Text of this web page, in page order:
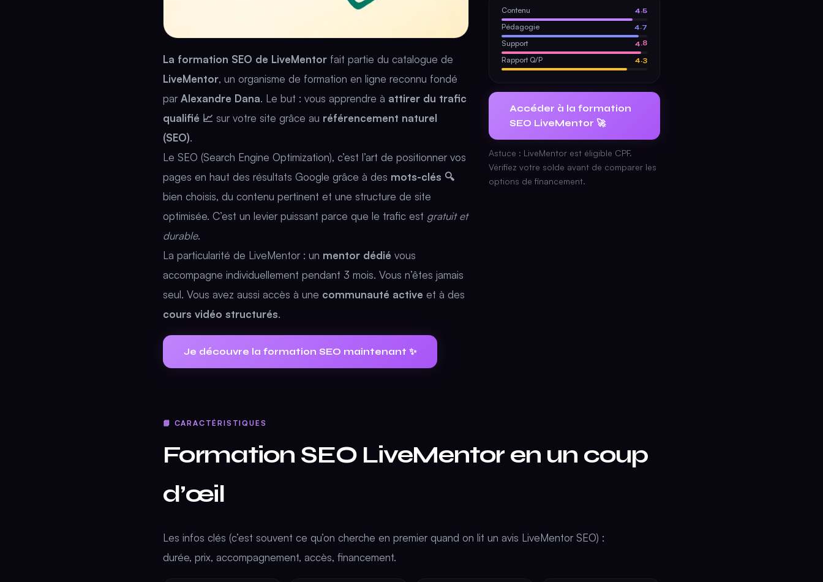
La formation SEO de LiveMentor fait partie du catalogue de
LiveMentor, un organisme de formation en ligne reconnu fondé
par Alexandre Dana. Le but : vous apprendre à attirer du trafic
qualifié 📈 sur votre site grâce au référencement naturel
(SEO).
Le SEO (Search Engine Optimization), c’est l’art de positionner vos
pages en haut des résultats Google grâce à des mots-clés 🔍
bien choisis, du contenu pertinent et une structure de site
optimisée. C’est un levier puissant parce que le trafic est gratuit et
durable.
La particularité de LiveMentor : un mentor dédié vous
accompagne individuellement pendant 3 mois. Vous n’êtes jamais
seul. Vous avez aussi accès à une communauté active et à des
cours vidéo structurés.
Contenu 4.5
Pédagogie 4.7
Support 4.8
Rapport Q/P 4.3
Accéder à la formation
SEO LiveMentor 🚀
Astuce : LiveMentor est éligible CPF.
Vérifiez votre solde avant de comparer les
options de financement.
Je découvre la formation SEO maintenant ✨
📘 CARACTÉRISTIQUES
Formation SEO LiveMentor en un coup
d’œil
Les infos clés (c’est souvent ce qu’on cherche en premier quand on lit un avis LiveMentor SEO) :
durée, prix, accompagnement, accès, financement.